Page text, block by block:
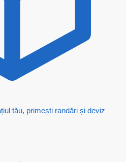
tău, primești randări și deviz